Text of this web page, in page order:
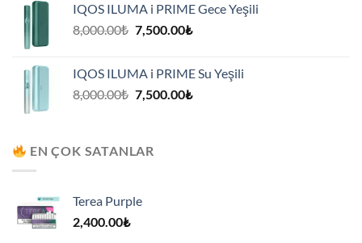
7,500.00₺.
IQOS ILUMA i PRIME Gece Yeşili
8,000.00₺ Orijinal
7,500.00₺Şu
7,500.00₺.
IQOS ILUMA i PRIME Su Yeşili
8,000.00₺ Orijinal
7,500.00₺Şu
EN ÇOK SATANLAR
Terea Purple
2,400.00₺